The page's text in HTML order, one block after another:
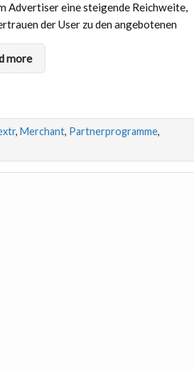
Advertiser eine steigende Reichweite,
der User zu den angebotenen
more
, Merchant, Partnerprogramme,